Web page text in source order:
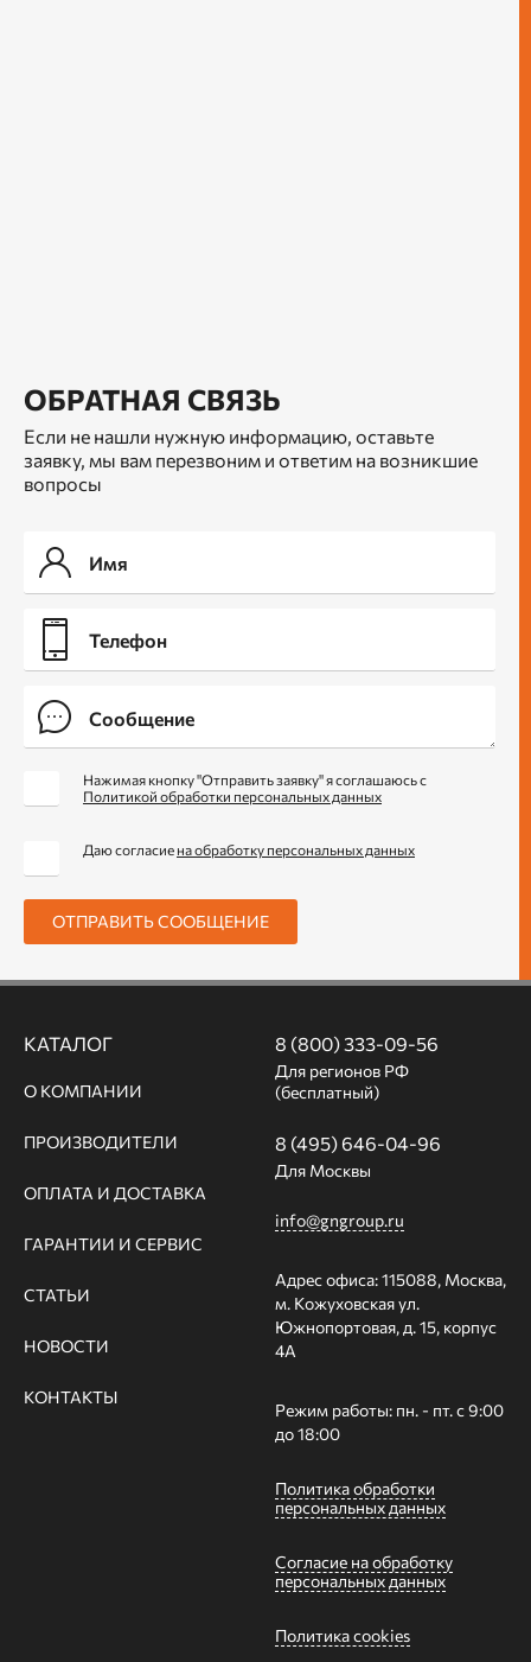
ОБРАТНАЯ СВЯЗЬ
Если не нашли нужную информацию, оставьте
заявку, мы вам перезвоним и ответим на возникшие
вопросы
Нажимая кнопку "Отправить заявку" я соглашаюсь с
Политикой обработки персональных данных
Даю согласие на обработку персональных данных
ОТПРАВИТЬ СООБЩЕНИЕ
КАТАЛОГ
О КОМПАНИИ
ПРОИЗВОДИТЕЛИ
ОПЛАТА И ДОСТАВКА
ГАРАНТИИ И СЕРВИС
СТАТЬИ
НОВОСТИ
КОНТАКТЫ
8 (800) 333-09-56
Для регионов РФ
(бесплатный)
8 (495) 646-04-96
Для Москвы
info@gngroup.ru
Адрес офиса: 115088, Москва,
м. Кожуховская ул.
Южнопортовая, д. 15, корпус
4А
Режим работы: пн. - пт. с 9:00
до 18:00
Политика обработки
персональных данных
Согласие на обработку
персональных данных
Политика cookies